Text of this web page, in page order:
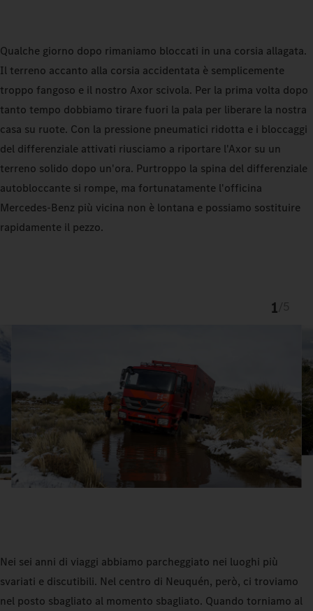
Qualche giorno dopo rimaniamo bloccati in una corsia allagata.
Il terreno accanto alla corsia accidentata è semplicemente
troppo fangoso e il nostro Axor scivola. Per la prima volta dopo
tanto tempo dobbiamo tirare fuori la pala per liberare la nostra
casa su ruote. Con la pressione pneumatici ridotta e i bloccaggi
del differenziale attivati riusciamo a riportare l'Axor su un
terreno solido dopo un'ora. Purtroppo la spina del differenziale
autobloccante si rompe, ma fortunatamente l'officina
Mercedes-Benz più vicina non è lontana e possiamo sostituire
rapidamente il pezzo.
1
Nei sei anni di viaggi abbiamo parcheggiato nei luoghi più
svariati e discutibili. Nel centro di Neuquén, però, ci troviamo
nel posto sbagliato al momento sbagliato. Quando torniamo al